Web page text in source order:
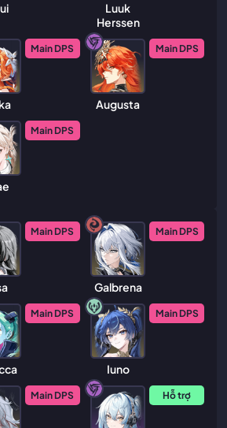
Luuk
Herssen
Main DPS
Augusta
Main DPS
Main DPS
Main DPS
Galbrena
Main DPS
Main DPS
Iuno
Main DPS
Main DPS Hỗ trợ